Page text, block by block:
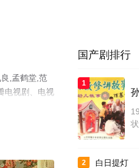
,孟鹤堂,范
电视剧、电视
国产剧排行
1
2 白日提灯